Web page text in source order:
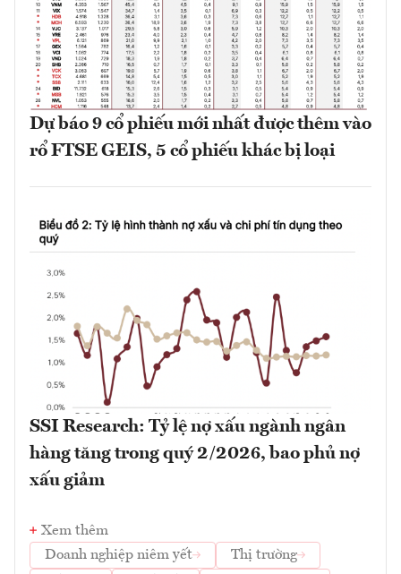
Dự báo 9 cổ phiếu mới nhất được thêm vào
rổ FTSE GEIS, 5 cổ phiếu khác bị loại
SSI Research: Tỷ lệ nợ xấu ngành ngân
hàng tăng trong quý 2/2026, bao phủ nợ
xấu giảm
Xem thêm
Doanh nghiệp niêm yết
Thị trường